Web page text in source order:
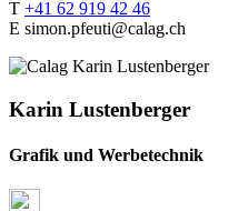
T +41 62 919 42 46
E simon.pfeuti@calag.ch
Karin Lustenberger
Grafik und Werbetechnik